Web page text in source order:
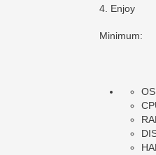
4. Enjoy
Minimum: